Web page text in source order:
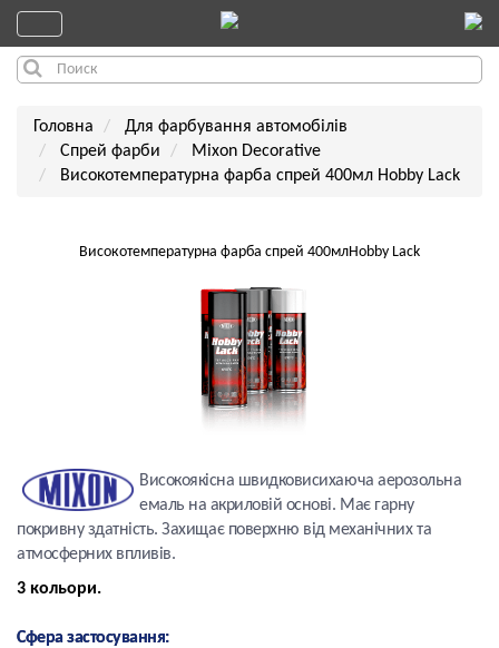
Головна
Для фарбування автомобілів
Спрей фарби
Mixon Decorative
Високотемпературна фарба спрей 400мл Hobby Lack
Високотемпературна фарба спрей 400млHobby Lack
Високоякісна швидковисихаюча аерозольна
емаль на акриловій основі. Має гарну
покривну здатність. Захищає поверхню від механічних та
атмосферних впливів.
3 кольори.
Сфера застосування: